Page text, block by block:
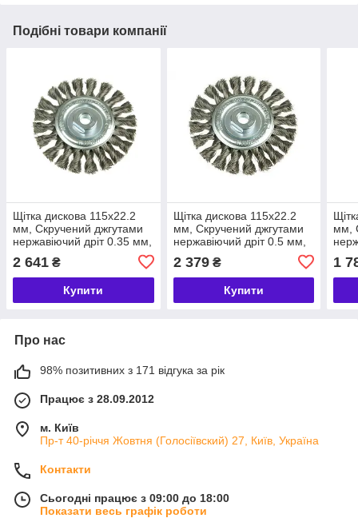
Подібні товари компанії
Щітка дискова 115х22.2
мм, Скручений джгутами
нержавіючий дріт 0.35 мм,
Z20 джгутів, 12500 об/хв
LESSMANN (ЛЕСМАН)
2 641 ₴
Купити
Щітка дискова 115х22.2
мм, Скручений джгутами
нержавіючий дріт 0.5 мм,
Z20 джгутів, 12500 об/хв
LESSMANN (ЛЕСМАН)
2 379₴
Купити
мм,
1
Про нас
98% позитивних з 171 відгука за рік
Працює з 28.09.2012
м. Київ
Пр-т 40-річчя Жовтня (Голосіївский) 27, Київ, Україна
Контакти
Сьогодні працює з 09:00 до 18:00
Показати весь графік роботи